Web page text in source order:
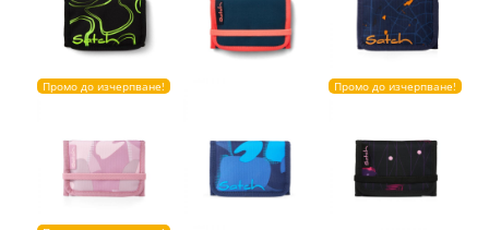
Промо до изчерпване! Промо до изчерпване!